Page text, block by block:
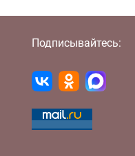
Подписывайтесь: